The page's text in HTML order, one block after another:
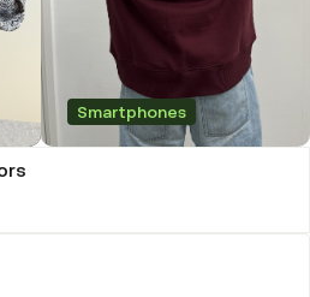
Smartphones